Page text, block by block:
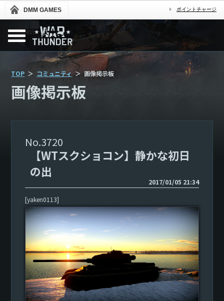
DMM GAMES ポイントチャージ
TOP コミュニティ 画像掲示板
画像掲示板
3720
【WTスクショコン】静かな初日
の出
2017/01/05 21:34
[yaken0113]